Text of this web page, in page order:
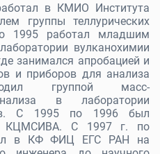
в КМИО Института
группы теллурических
1995 работал младшим
вулканохимии
занимался апробацией и
и приборов для анализа
группой масс-
в лаборатории
С 1995 по 1996 был
КЦМСИВА. С 1997 г. по
в КФ ФИЦ ЕГС РАН на